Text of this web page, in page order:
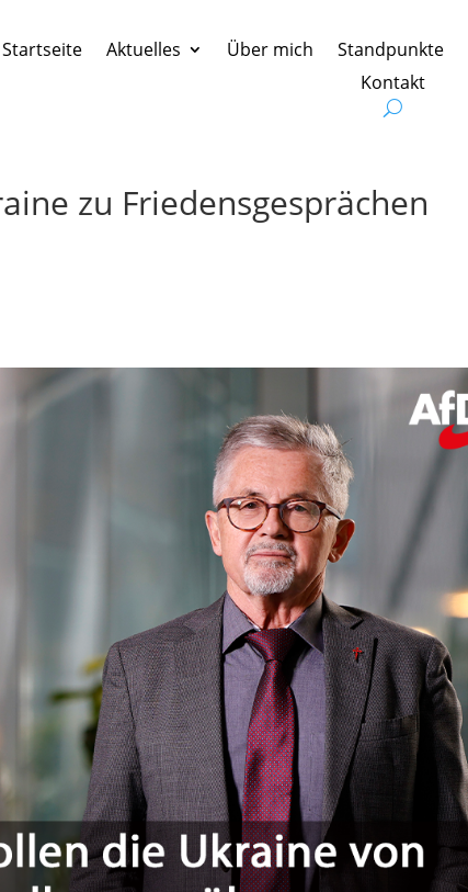
Startseite Aktuelles Über mich Standpunkte
Kontakt
zu Friedensgesprächen